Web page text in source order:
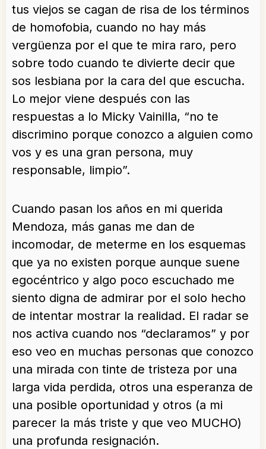
tus viejos se cagan de risa de los términos
de homofobia, cuando no hay más
vergüenza por el que te mira raro, pero
sobre todo cuando te divierte decir que
sos lesbiana por la cara del que escucha.
Lo mejor viene después con las
respuestas a lo Micky Vainilla, “no te
discrimino porque conozco a alguien como
vos y es una gran persona, muy
responsable, limpio”.
Cuando pasan los años en mi querida
Mendoza, más ganas me dan de
incomodar, de meterme en los esquemas
que ya no existen porque aunque suene
egocéntrico y algo poco escuchado me
siento digna de admirar por el solo hecho
de intentar mostrar la realidad. El radar se
nos activa cuando nos “declaramos” y por
eso veo en muchas personas que conozco
una mirada con tinte de tristeza por una
larga vida perdida, otros una esperanza de
una posible oportunidad y otros (a mi
parecer la más triste y que veo MUCHO)
una profunda resignación.